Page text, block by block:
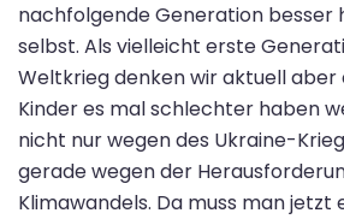
nachfolgende Generation besser
selbst. Als vielleicht erste
Weltkrieg denken wir aktuell aber
Kinder es mal schlechter haben
nicht nur wegen des Ukraine-
gerade wegen der
Klimawandels. Da muss man jetzt